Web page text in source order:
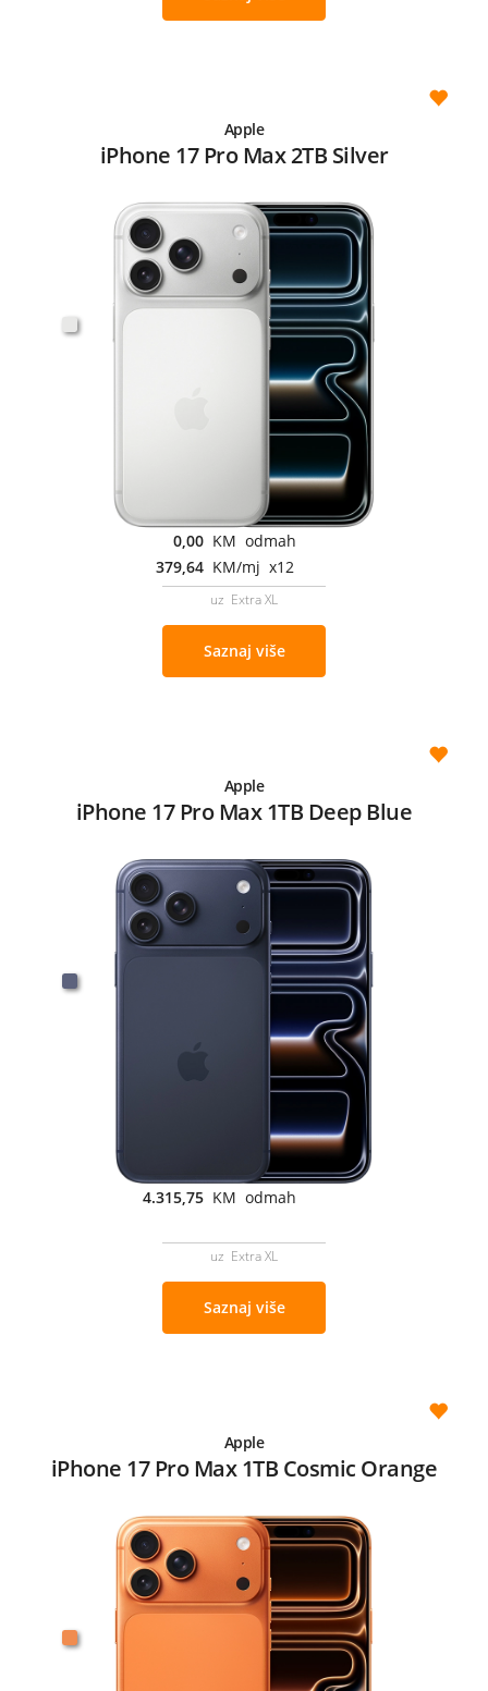
Apple
iPhone 17 Pro Max 2TB Silver
0,00 KM odmah
379,64 KM/mj x12
uz Extra XL
Saznaj više
Apple
iPhone 17 Pro Max 1TB Deep Blue
4.315,75 KM odmah
uz Extra XL
Saznaj više
Apple
iPhone 17 Pro Max 1TB Cosmic Orange